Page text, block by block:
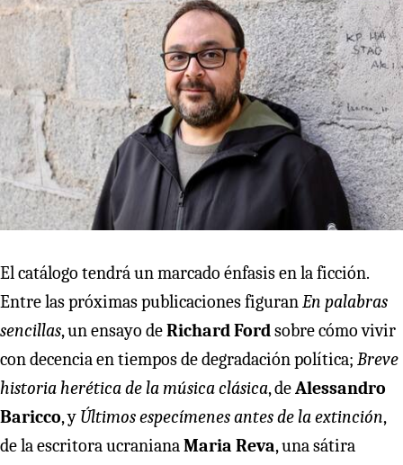
El catálogo tendrá un marcado énfasis en la ficción.
Entre las próximas publicaciones figuran En palabras
sencillas, un ensayo deRichard Ford sobre cómo vivir
con decencia en tiempos de degradación política; Breve
historia herética de la música clásica, deAlessandro
Baricco, y Últimos especímenes antes de la extinción,
de la escritora ucraniana Maria Reva, una sátira